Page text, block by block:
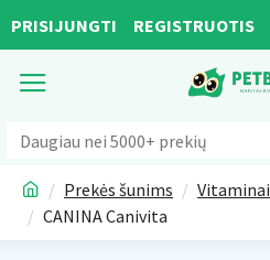
PRISIJUNGTI REGISTRUOTIS
Prekės šunims Vitaminai
CANINA Canivita